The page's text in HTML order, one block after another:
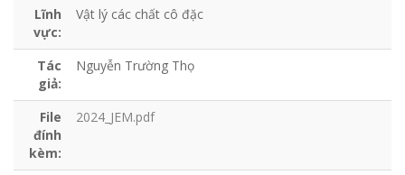
Lĩnh
vực:
Vật lý các chất cô đặc
Tác
giả:
Nguyễn Trường Thọ
File
đính
kèm:
2024_JEM.pdf